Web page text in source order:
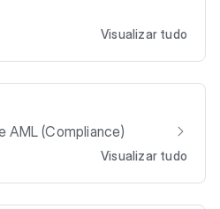
Visualizar tudo
AML (Compliance)
Visualizar tudo